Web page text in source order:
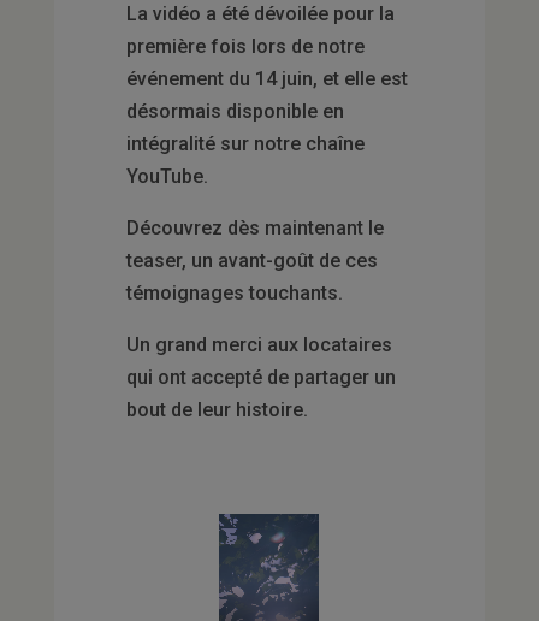
La vidéo a été dévoilée pour la
première fois lors de notre
événement du 14 juin, et elle est
désormais disponible en
intégralité sur notre chaîne
YouTube.
Découvrez dès maintenant le
teaser, un avant-goût de ces
témoignages touchants.
Un grand merci aux locataires
qui ont accepté de partager un
bout de leur histoire.